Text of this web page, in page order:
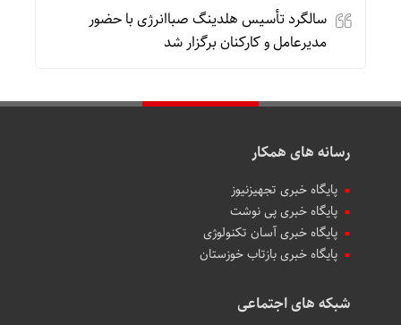
سالگرد تأسیس هلدینگ صباانرژی با حضور
مدیرعامل و کارکنان برگزار شد
رسانه های همکار
پایگاه خبری تجهیزنیوز
پایگاه خبری پی نوشت
پایگاه خبری آسان تکنولوژی
پایگاه خبری بازتاب خوزستان
شبکه های اجتماعی